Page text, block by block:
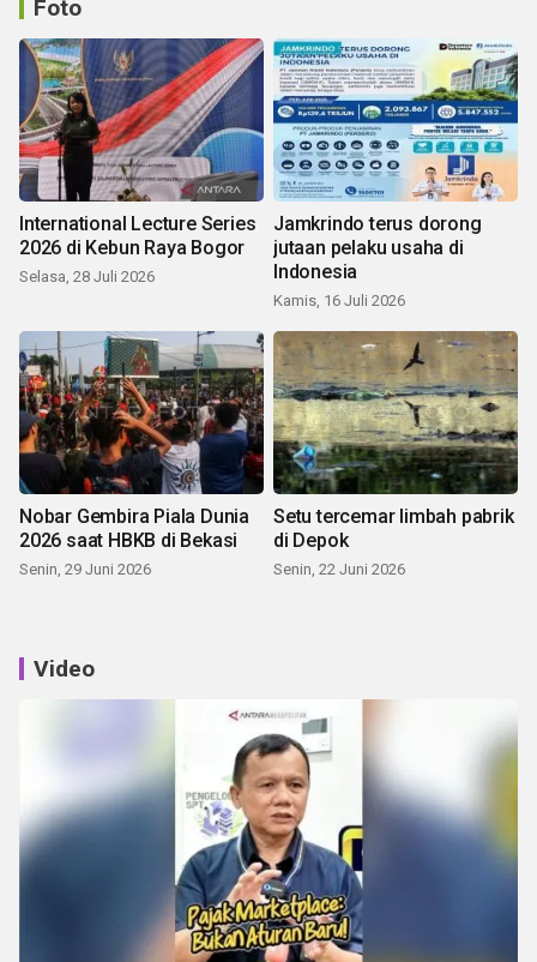
Foto
International Lecture Series
2026 di Kebun Raya Bogor
Selasa, 28 Juli 2026
Jamkrindo terus dorong
jutaan pelaku usaha di
Indonesia
Kamis, 16 Juli 2026
Nobar Gembira Piala Dunia
2026 saat HBKB di Bekasi
Senin, 29 Juni 2026
Setu tercemar limbah pabrik
di Depok
Senin, 22 Juni 2026
Video